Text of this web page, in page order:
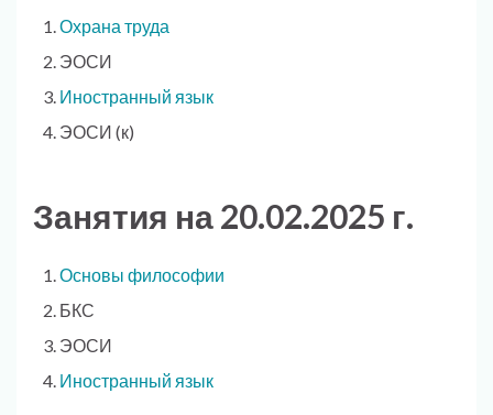
Охрана труда
ЭОСИ
Иностранный язык
ЭОСИ (к)
Занятия на 20.02.2025 г.
Основы философии
БКС
ЭОСИ
Иностранный язык